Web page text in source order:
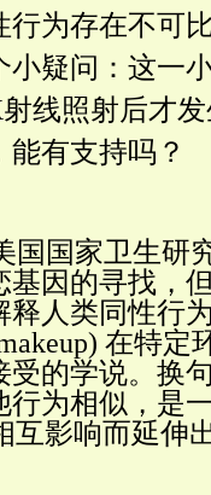
行为存在不可
疑问：这一
线照射后才
能有支持吗？
国国家卫生研
基因的寻找，
释人类同性
在特定
的学说。换
为相似，是
互影响而延伸